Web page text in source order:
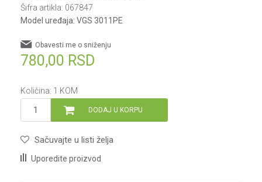
Šifra artikla: 067847
Model uređaja: VGS 3011PE
780,00 RSD
Obavesti me o sniženju
Količina: 1 KOM
DODAJ U KORPU
Sačuvajte u listi želja
Uporedite proizvod